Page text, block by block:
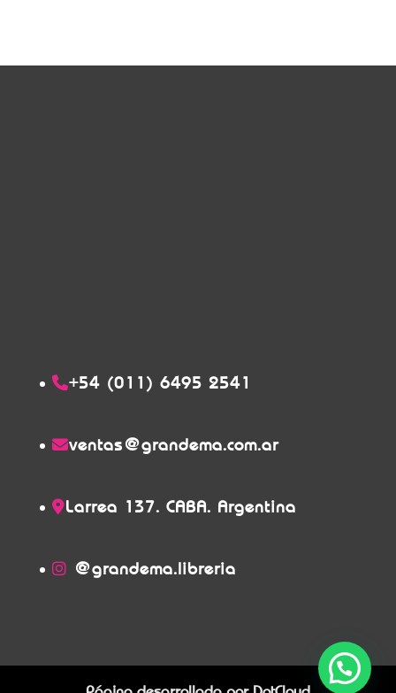
+54 (011) 6495 2541
ventas@grandema.com.ar
Larrea 137. CABA. Argentina
@grandema.libreria